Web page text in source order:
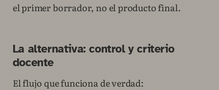
el primer borrador, no el producto final.
La alternativa: control y criterio
docente
El flujo que funciona de verdad: